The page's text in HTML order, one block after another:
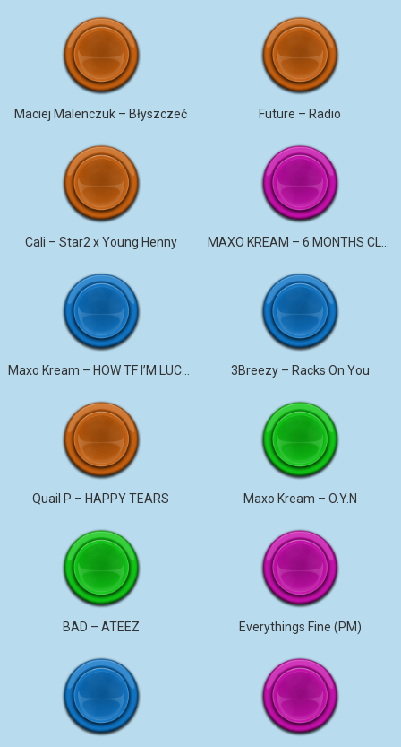
Maciej Malenczuk – Błyszczeć Future – Radio
Cali – Star2 x Young Henny
Maxo Kream – HOW TF I’M LUCKY 3Breezy – Racks On You
Quail P – HAPPY TEARS Maxo Kream – O.Y.N
BAD – ATEEZ Everythings Fine (PM)